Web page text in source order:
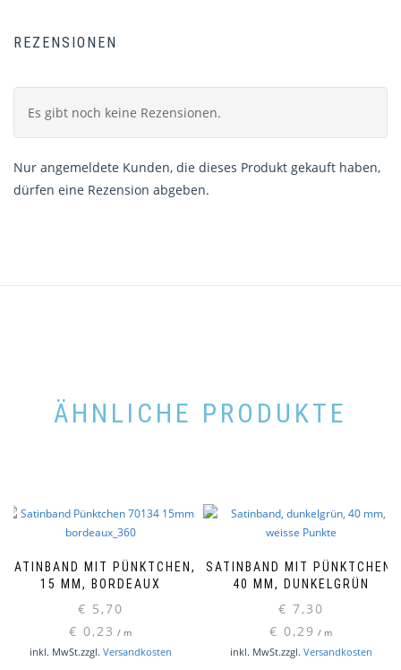
REZENSIONEN
Es gibt noch keine Rezensionen.
Nur angemeldete Kunden, die dieses Produkt gekauft haben,
dürfen eine Rezension abgeben.
ÄHNLICHE PRODUKTE
SATINBAND MIT PÜNKTCHEN,
15 MM, BORDEAUX
€ 5,70
€ 0,23 / m
inkl. MwSt.zzgl. Versandkosten
SATINBAND MIT PÜNKTCHEN,
40 MM, DUNKELGRÜN
€ 7,30
€ 0,29 / m
inkl. MwSt.zzgl. Versandkosten